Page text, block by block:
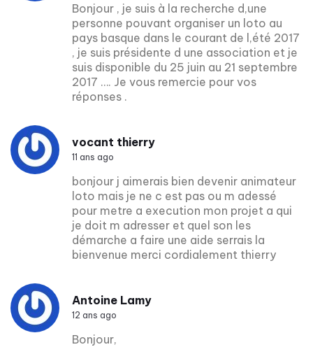
Bonjour , je suis à la recherche d,une
personne pouvant organiser un loto au
pays basque dans le courant de l,été 2017
, je suis présidente d une association et je
suis disponible du 25 juin au 21 septembre
2017 …. Je vous remercie pour vos
réponses .
vocant thierry
11 ans ago
bonjour j aimerais bien devenir animateur
loto mais je ne c est pas ou m adessé
pour metre a execution mon projet a qui
je doit m adresser et quel son les
démarche a faire une aide serrais la
bienvenue merci cordialement thierry
Antoine Lamy
12 ans ago
Bonjour,